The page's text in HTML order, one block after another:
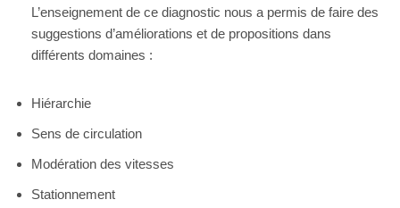
L’enseignement de ce diagnostic nous a permis de faire des
suggestions d’améliorations et de propositions dans
différents domaines :
Hiérarchie
Sens de circulation
Modération des vitesses
Stationnement